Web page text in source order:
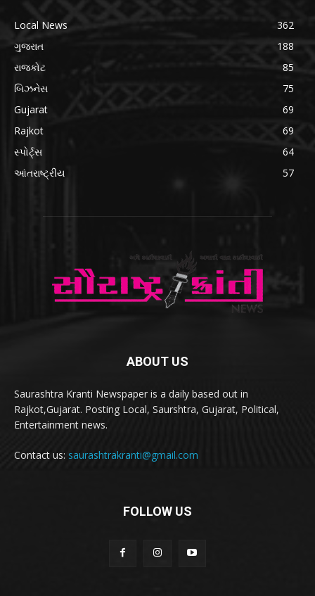
Local News
362
ગુજરાત
188
રાજકોટ
85
બિઝનેસ
75
Gujarat
69
Rajkot
69
સ્પોર્ટ્સ
64
આંતરાષ્ટ્રીય
57
ABOUT US
Saurashtra Kranti Newspaper is a daily based out in
Rajkot,Gujarat. Posting Local, Saurshtra, Gujarat, Political,
Entertainment news.
Contact us: saurashtrakranti@gmail.com
FOLLOW US